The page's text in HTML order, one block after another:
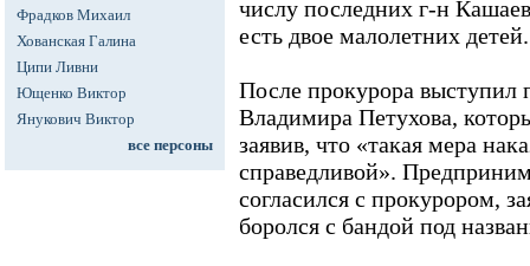
Фрадков Михаил
Хованская Галина
Ципи Ливни
Ющенко Виктор
Янукович Виктор
все персоны
числу последних г-н
есть двое малолетних детей.
После прокурора выступил
Владимира Петухова,
заявив, что «такая мера
справедливой».
согласился с прокурором,
боролся с бандой под